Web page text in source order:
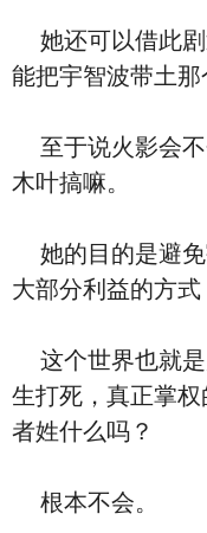
她还可以借此剧
能把宇智波带土那
至于说火影会
木叶搞嘛。
她的目的是避免
大部分利益的方式
这个世界也就是
生打死，真正掌
者姓什么吗？
根本不会。